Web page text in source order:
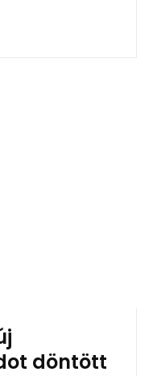
döntött